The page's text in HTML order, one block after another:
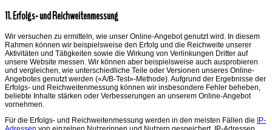
11. Erfolgs- und Reichweitenmessung
Wir versuchen zu ermitteln, wie unser Online-Angebot genutzt wird. In diesem
Rahmen können wir beispielsweise den Erfolg und die Reichweite unserer
Aktivitäten und Tätigkeiten sowie die Wirkung von Verlinkungen Dritter auf
unsere Website messen. Wir können aber beispielsweise auch ausprobieren
und vergleichen, wie unterschiedliche Teile oder Versionen unseres Online-
Angebotes genutzt werden («A/B-Test»-Methode). Aufgrund der Ergebnisse der
Erfolgs- und Reichweitenmessung können wir insbesondere Fehler beheben,
beliebte Inhalte stärken oder Verbesserungen an unserem Online-Angebot
vornehmen.
Für die Erfolgs- und Reichweitenmessung werden in den meisten Fällen die IP-